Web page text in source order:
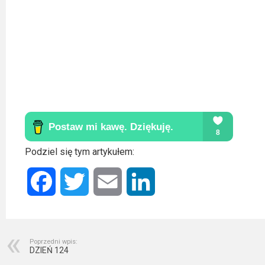
2019
2018
2016
2017
2014
Podziel się tym artykułem:
Facebook Twitter Email
Poprzedni wpis:
DZIEŃ 124